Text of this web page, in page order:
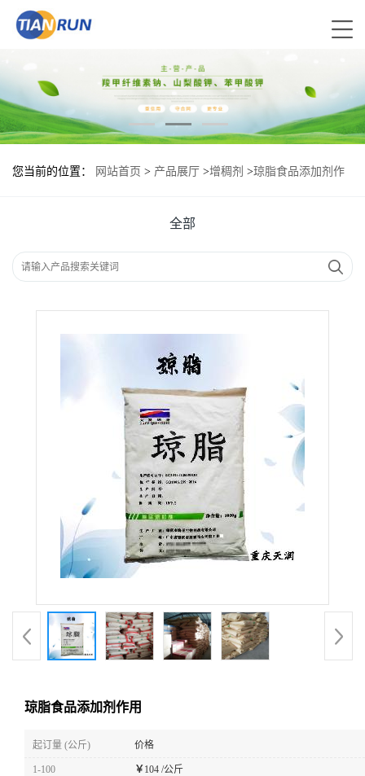
您当前的位置： 网站首页 > 产品展厅 >增稠剂 >琼脂食品添加剂作
全部
琼脂食品添加剂作用
起订量 (公斤) 价格
1-100 ￥104 /公斤